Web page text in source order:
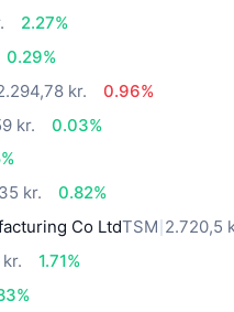
2.27%
0.29%
kr.
0.96%
kr.
0.03%
kr.
0.82%
Co LtdTSM 2.720,5
1.71%